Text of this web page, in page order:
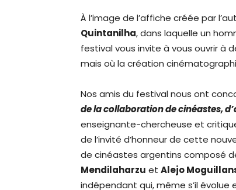
À l’image de l’affiche créée par
Quintanilha, dans laquelle un
festival vous invite à vous ouvrir à
mais où la création
Nos amis du festival nous ont
de la collaboration de cinéastes,
enseignante-chercheuse et
de l’invité d’honneur de cette
de cinéastes argentins composé
Mendilaharzu et Alejo
indépendant qui, même s’il